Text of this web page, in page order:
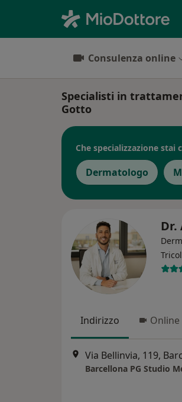
Consulenza online
Specialisti in
Gotto
Che specializzazione stai
Dermatologo
Indirizzo Online
Barcellona PG Studio